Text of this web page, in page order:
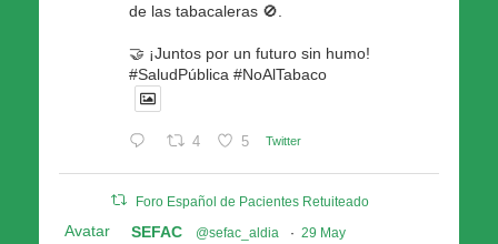
de las tabacaleras 🚫.
🤝 ¡Juntos por un futuro sin humo!
#SaludPública #NoAlTabaco
4 5 Twitter
Foro Español de Pacientes Retuiteado
Avatar SEFAC @sefac_aldia · 29 May